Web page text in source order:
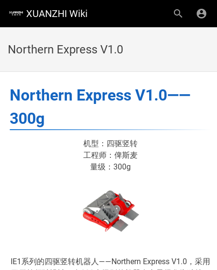
XUANZHI Wiki
Northern Express V1.0
Northern Express V1.0——
300g
机型：四驱竖转
工程师：俾斯麦
量级：300g
IE1系列的四驱竖转机器人——Northern Express V1.0，采用